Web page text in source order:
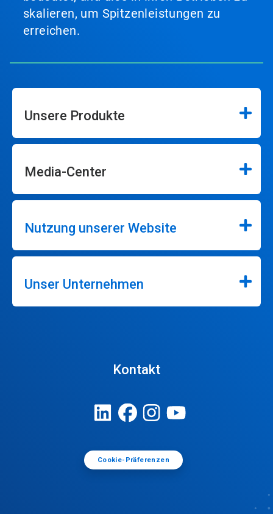
skalieren, um Spitzenleistungen zu
erreichen.
Unsere Produkte
Media-Center
Nutzung unserer Website
Unser Unternehmen
Kontakt
Cookie-Präferenzen